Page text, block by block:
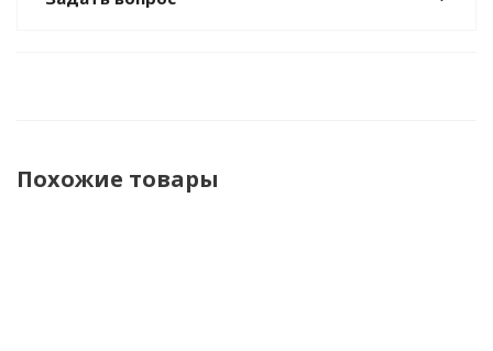
Похожие товары